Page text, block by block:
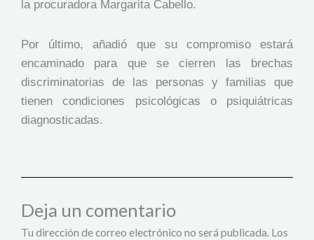
la procuradora Margarita Cabello.
Por último, añadió que su compromiso estará
encaminado para que se cierren las brechas
discriminatorias de las personas y familias que
tienen condiciones psicológicas o psiquiátricas
diagnosticadas.
Deja un comentario
Tu dirección de correo electrónico no será publicada. Los